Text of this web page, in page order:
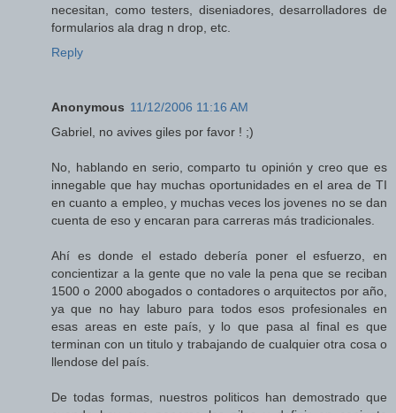
necesitan, como testers, diseniadores, desarrolladores de
formularios ala drag n drop, etc.
Reply
Anonymous 11/12/2006 11:16 AM
Gabriel, no avives giles por favor ! ;)
No, hablando en serio, comparto tu opinión y creo que es
innegable que hay muchas oportunidades en el area de TI
en cuanto a empleo, y muchas veces los jovenes no se dan
cuenta de eso y encaran para carreras más tradicionales.
Ahí es donde el estado debería poner el esfuerzo, en
concientizar a la gente que no vale la pena que se reciban
1500 o 2000 abogados o contadores o arquitectos por año,
ya que no hay laburo para todos esos profesionales en
esas areas en este país, y lo que pasa al final es que
terminan con un titulo y trabajando de cualquier otra cosa o
llendose del país.
De todas formas, nuestros politicos han demostrado que